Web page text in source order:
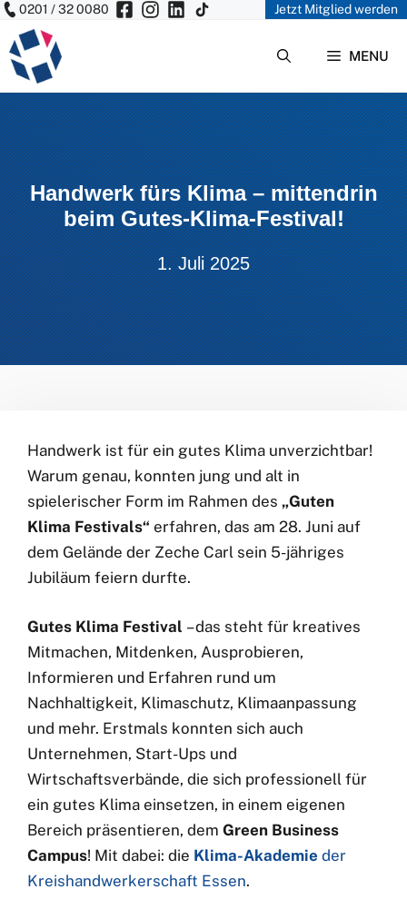
Zum
Inhalt
springen
0201 / 32 0080 Jetzt Mitglied werden
MENU
Handwerk fürs Klima – mittendrin
beim Gutes-Klima-Festival!
1. Juli 2025
Handwerk ist für ein gutes Klima unverzichtbar!
Warum genau, konnten jung und alt in
spielerischer Form im Rahmen des „Guten
Klima Festivals“ erfahren, das am 28. Juni auf
dem Gelände der Zeche Carl sein 5-jähriges
Jubiläum feiern durfte.
Gutes Klima Festival – das steht für kreatives
Mitmachen, Mitdenken, Ausprobieren,
Informieren und Erfahren rund um
Nachhaltigkeit, Klimaschutz, Klimaanpassung
und mehr. Erstmals konnten sich auch
Unternehmen, Start-Ups und
Wirtschaftsverbände, die sich professionell für
ein gutes Klima einsetzen, in einem eigenen
Bereich präsentieren, dem Green Business
Campus! Mit dabei: die Klima-Akademie der
Kreishandwerkerschaft Essen.